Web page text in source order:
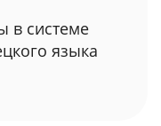
в системе
языка